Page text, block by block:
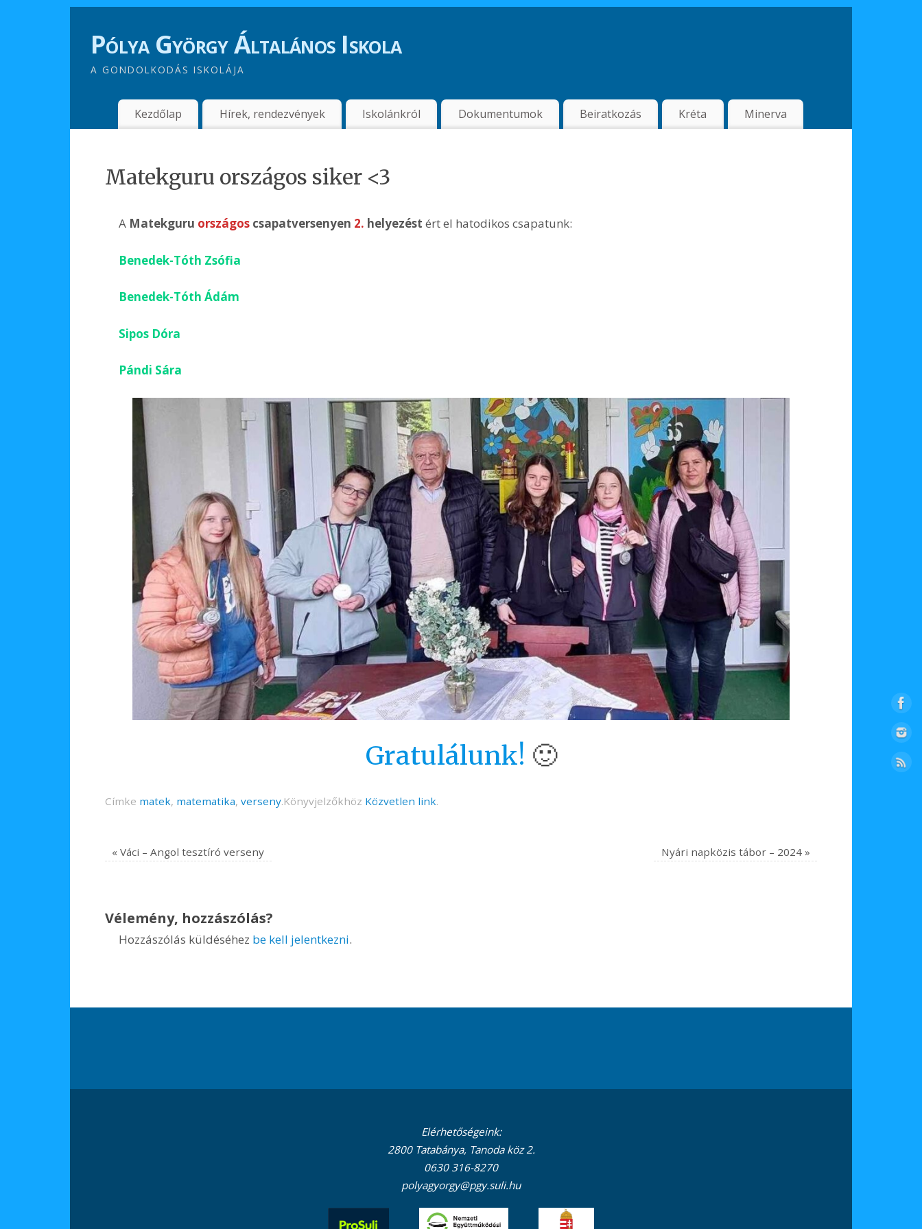
Pólya György Általános Iskola
A GONDOLKODÁS ISKOLÁJA
Kezdőlap Hírek, rendezvények Iskolánkról Dokumentumok Beiratkozás Kréta Minerva
Matekguru országos siker <3
A Matekguru országos csapatversenyen 2. helyezést ért el hatodikos csapatunk:
Benedek-Tóth Zsófia
Benedek-Tóth Ádám
Sipos Dóra
Pándi Sára
Gratulálunk! 🙂
Címke matek, matematika, verseny.Könyvjelzőkhöz Közvetlen link.
« Váci – Angol tesztíró verseny Nyári napközis tábor – 2024 »
Vélemény, hozzászólás?
Hozzászólás küldéséhez be kell jelentkezni.
Elérhetőségeink:
2800 Tatabánya, Tanoda köz 2.
0630 316-8270
polyagyorgy@pgy.suli.hu